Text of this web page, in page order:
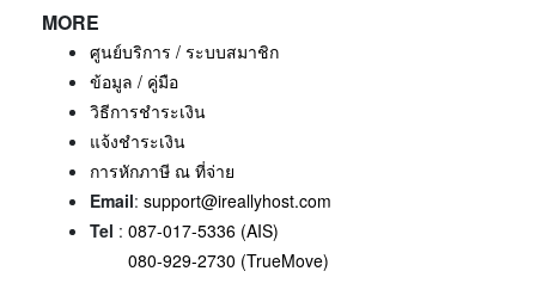
MORE
ศูนย์บริการ / ระบบสมาชิก
ข้อมูล / คู่มือ
วิธีการชำระเงิน
แจ้งชำระเงิน
การหักภาษี ณ ที่จ่าย
Email: support@ireallyhost.com
Tel : 087-017-5336 (AIS)
080-929-2730 (TrueMove)